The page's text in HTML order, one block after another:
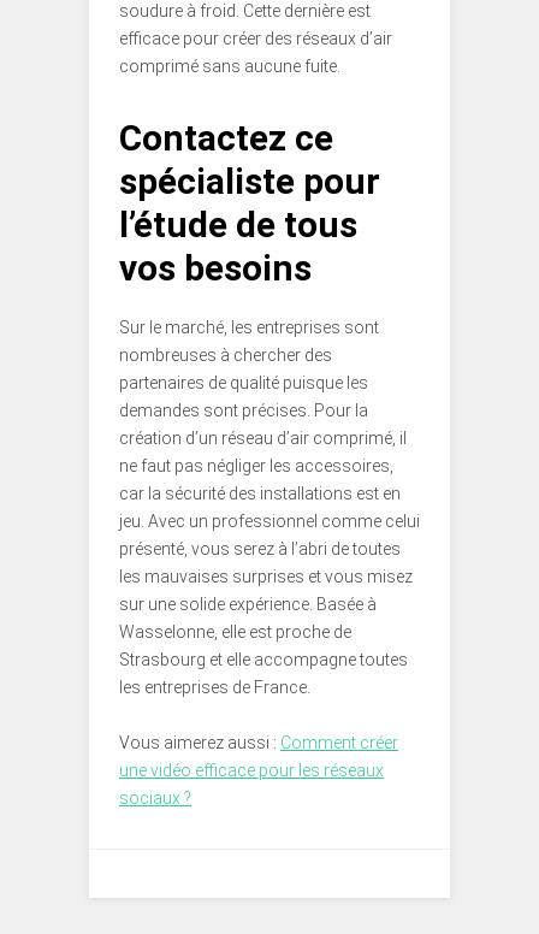
soudure à froid. Cette dernière est
efficace pour créer des réseaux d’air
comprimé sans aucune fuite.
Contactez ce
spécialiste pour
l’étude de tous
vos besoins
Sur le marché, les entreprises sont
nombreuses à chercher des
partenaires de qualité puisque les
demandes sont précises. Pour la
création d’un réseau d’air comprimé, il
ne faut pas négliger les accessoires,
car la sécurité des installations est en
jeu. Avec un professionnel comme celui
présenté, vous serez à l’abri de toutes
les mauvaises surprises et vous misez
sur une solide expérience. Basée à
Wasselonne, elle est proche de
Strasbourg et elle accompagne toutes
les entreprises de France.
Vous aimerez aussi : Comment créer
une vidéo efficace pour les réseaux
sociaux ?